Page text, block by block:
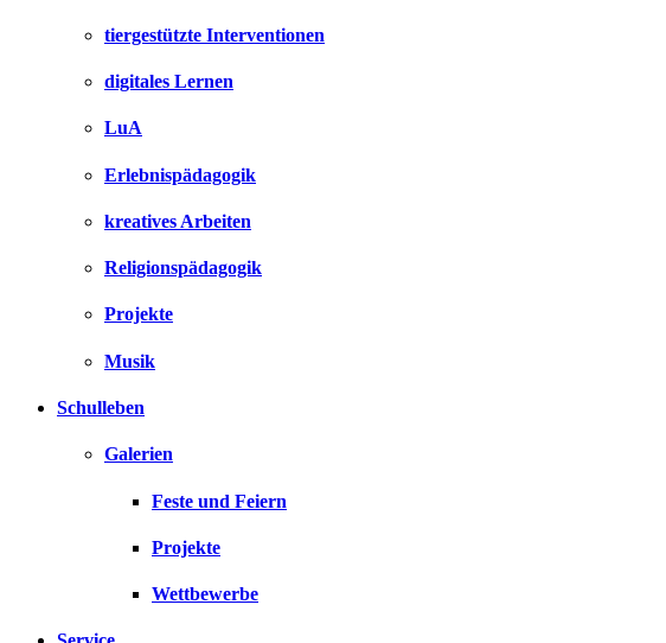
tiergestützte Interventionen
digitales Lernen
LuA
Erlebnispädagogik
kreatives Arbeiten
Religionspädagogik
Projekte
Musik
Schulleben
Galerien
Feste und Feiern
Projekte
Wettbewerbe